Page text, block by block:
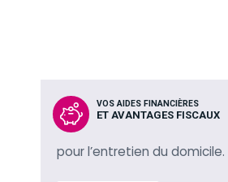
VOS AIDES FINANCIÈRES
ET AVANTAGES FISCAUX
pour l’entretien du domicile.